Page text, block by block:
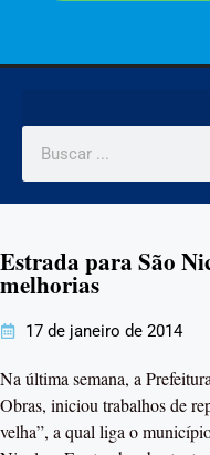
Estrada para São
melhorias
17 de janeiro de 2014
Na última semana, a
Obras, iniciou trabalhos de
velha”, a qual liga o